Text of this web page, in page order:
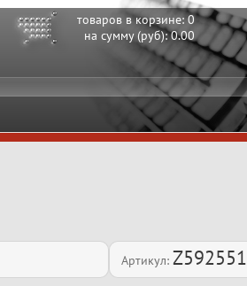
товаров в корзине:0
на сумму (руб):0.00
Артикул: Z592551